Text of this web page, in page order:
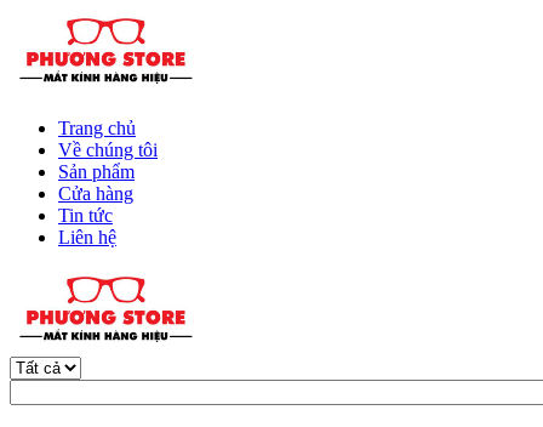
Trang chủ
Về chúng tôi
Sản phẩm
Cửa hàng
Tin tức
Liên hệ